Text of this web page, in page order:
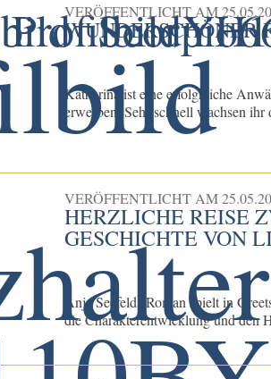
VERÖFFENTLICHT AM
WUNDERSCHÖNER
Katharina ist eine erfolgreiche
erwerben. Sehr schnell wachsen
VERÖFFENTLICHT AM
HERZLICHE REISE
GESCHICHTE VON
Anja Seefelds Roman spielt in
die Charakterentwicklung und den